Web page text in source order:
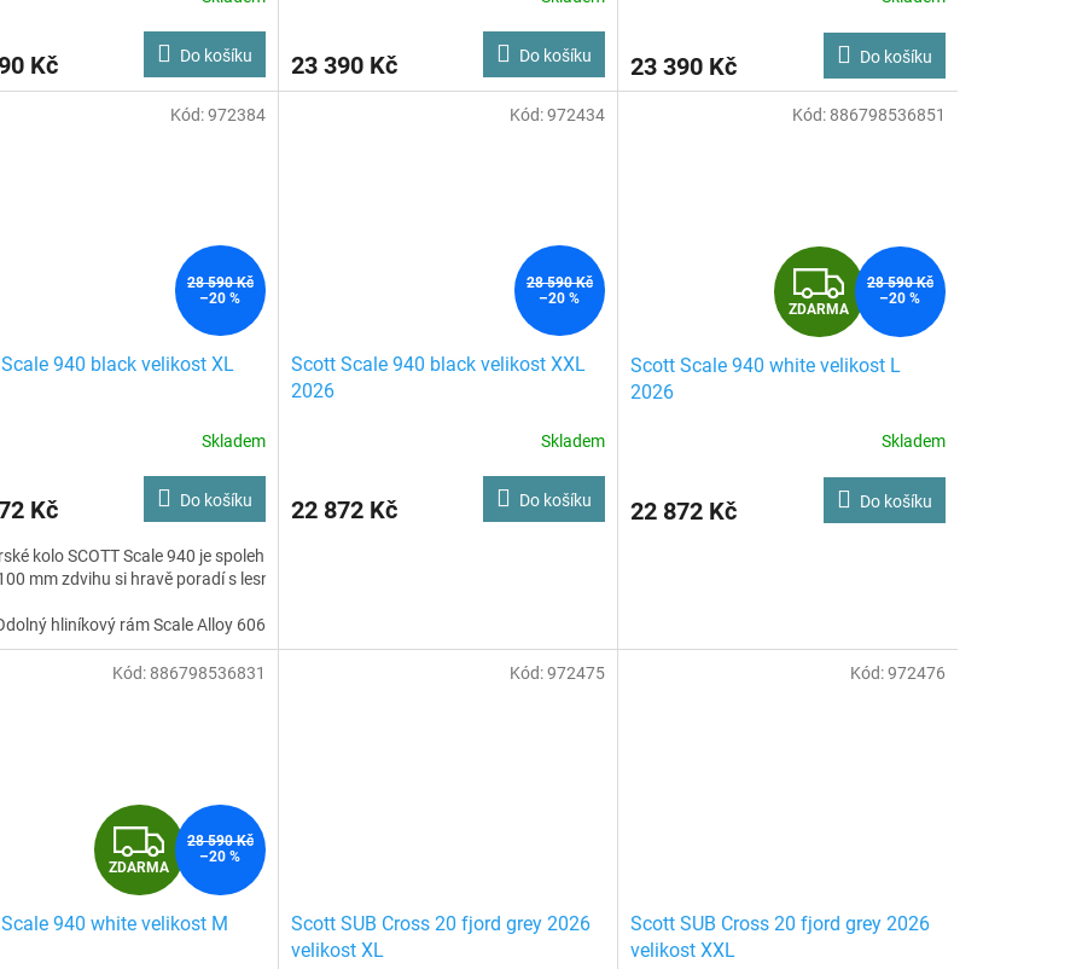
Kč Do košíku 23 390 Kč Do košíku 23 390 Kč Do košíku
28 590 Kč
–20 %
940 black velikost XL
Skladem
Kč Do košíku
kolo SCOTT Scale 940 je spolehlivý a všestranný hardtail, který vám otevře dveře do světa mountain bikingu. Díky odolnému hliníkovému
mm zdvihu si hravě poradí s lesními cestami i lehkými traily a poskytne vám potřebné pohodlí.
hliníkový rám Scale Alloy 6061
RockShox Judy Silver s uzamykáním na efektivní jízdu do kopce
vedení kabeláže na minimalistický vzhled
Kód:972384
28 590 Kč
–20 %
Scott Scale 940 black velikost XXL
2026
Skladem
22 872 Kč Do košíku
Kód:972434
Z
D
A
M
A
ZDARMA
28 590 Kč
–20 %
Scott Scale 940 white velikost L
2026
Skladem
22 872 Kč Do košíku
Kód: 886798536851
Z
D
A
ZDARMA
28 590 Kč
–20 %
940 white velikost M
Kód: 886798536831
Scott SUB Cross 20 fjord grey 2026
velikost XL
Kód:972475
Scott SUB Cross 20 fjord grey 2026
velikost XXL
Kód:972476